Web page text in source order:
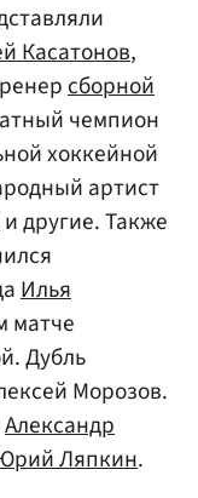
Касатонов,
сборной
чемпион
хоккейной
артист
и другие. Также
Илья
матче
Дубль
Морозов.
Александр
Ляпкин.